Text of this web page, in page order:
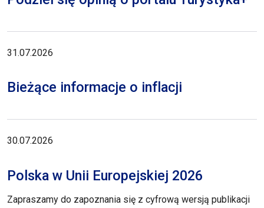
31.07.2026
Bieżące informacje o inflacji
30.07.2026
Polska w Unii Europejskiej 2026
Zapraszamy do zapoznania się z cyfrową wersją publikacji